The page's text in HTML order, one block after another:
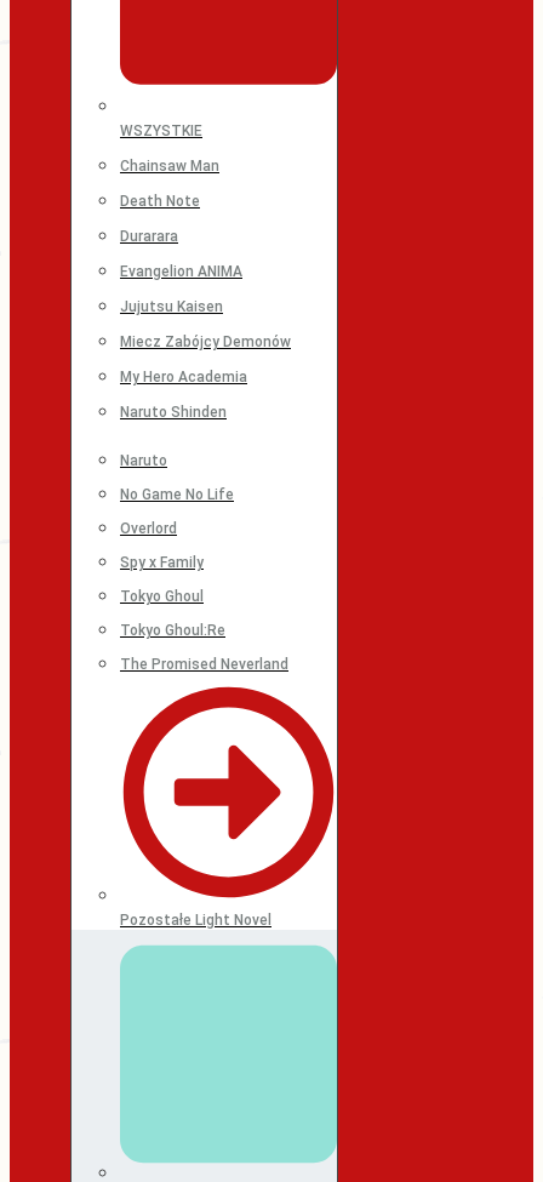
WSZYSTKIE
Chainsaw Man
Death Note
Durarara
Evangelion ANIMA
Jujutsu Kaisen
Miecz Zabójcy Demonów
My Hero Academia
Naruto Shinden
Naruto
No Game No Life
Overlord
Spy x Family
Tokyo Ghoul
Tokyo Ghoul:Re
The Promised Neverland
Pozostałe Light Novel